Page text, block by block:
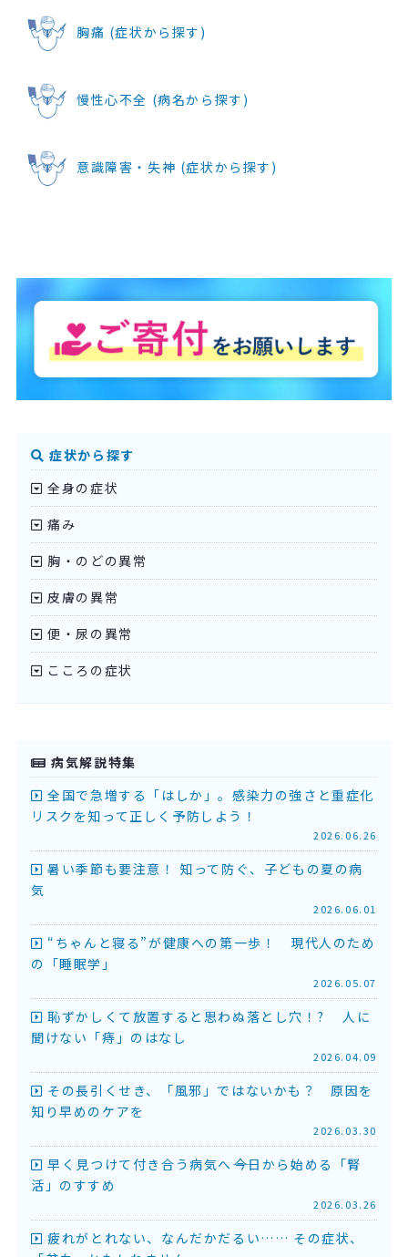
胸痛 (症状から探す)
慢性心不全 (病名から探す)
意識障害・失神 (症状から探す)
症状から探す
全身の症状
痛み
胸・のどの異常
皮膚の異常
便・尿の異常
こころの症状
病気解説特集
全国で急増する「はしか」。感染力の強さと重症化
リスクを知って正しく予防しよう！
2026.06.26
暑い季節も要注意！ 知って防ぐ、子どもの夏の病
気
2026.06.01
“ちゃんと寝る”が健康への第一歩！ 現代人のため
の「睡眠学」
2026.05.07
恥ずかしくて放置すると思わぬ落とし穴！? 人に
聞けない「痔」のはなし
2026.04.09
その長引くせき、「風邪」ではないかも？ 原因を
知り早めのケアを
2026.03.30
早く見つけて付き合う病気へ――今日から始める「腎
活」のすすめ
2026.03.26
疲れがとれない、なんだかだるい…… その症状、